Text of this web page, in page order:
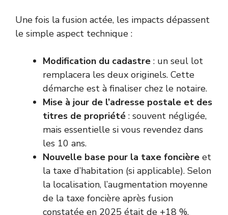
Une fois la fusion actée, les impacts dépassent
le simple aspect technique :
Modification du cadastre : un seul lot
remplacera les deux originels. Cette
démarche est à finaliser chez le notaire.
Mise à jour de l’adresse postale et des
titres de propriété : souvent négligée,
mais essentielle si vous revendez dans
les 10 ans.
Nouvelle base pour la taxe foncière et
la taxe d’habitation (si applicable). Selon
la localisation, l’augmentation moyenne
de la taxe foncière après fusion
constatée en 2025 était de +18 %.